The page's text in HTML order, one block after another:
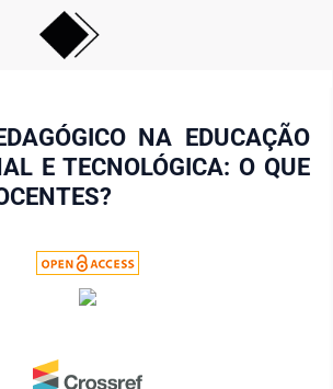
NA EDUCAÇÃO
E TECNOLÓGICA: O QUE